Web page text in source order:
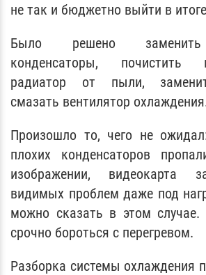
не так и бюджетно выйти в
Было решено заменить
конденсаторы, почистить
радиатор от пыли,
смазать вентилятор
Произошло то, чего не
плохих конденсаторов
изображении, видеокарта
видимых проблем даже под
можно сказать в этом
срочно бороться с перегревом.
Разборка системы охлаждения